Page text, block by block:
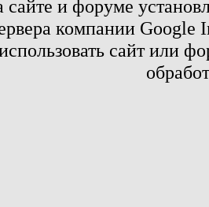
сайте и форуме
компании
сайт или